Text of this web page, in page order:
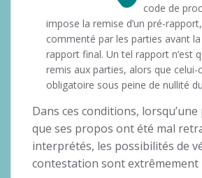
code de
impose la remise d’un pré-
commenté par les parties avant
rapport final. Un tel rapport n’est
remis aux parties, alors que
obligatoire sous peine de nullité
Dans ces conditions,
que ses propos ont été mal
interprétés, les possibilités de
contestation sont extrêmement